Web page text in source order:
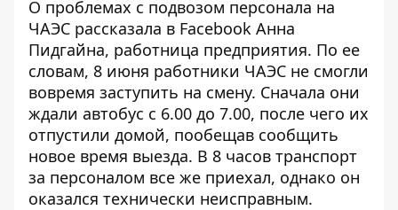
О проблемах с подвозом персонала на
ЧАЭС рассказала в Facebook Анна
Пидгайна, работница предприятия. По ее
словам, 8 июня работники ЧАЭС не смогли
вовремя заступить на смену. Сначала они
ждали автобус с 6.00 до 7.00, после чего их
отпустили домой, пообещав сообщить
новое время выезда. В 8 часов транспорт
за персоналом все же приехал, однако он
оказался технически неисправным.